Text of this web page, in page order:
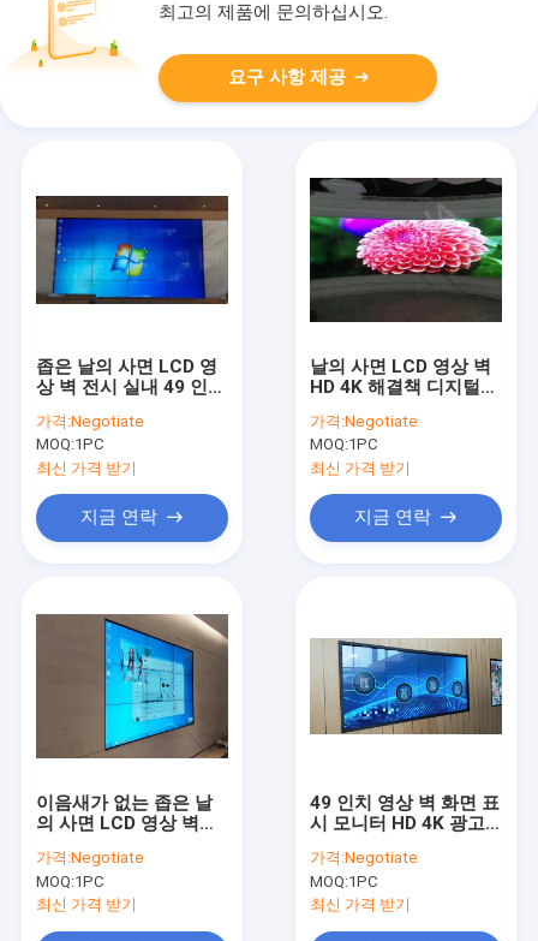
최고의 제품에 문의하십시오.
요구 사항 제공
좁은 날의 사면 LCD 영
상 벽 전시 실내 49 인치
가격:Negotiate
MOQ:1PC
최신 가격 받기
지금 연락
날의 사면 LCD 영상 벽
HD 4K 해결책 디지털
좁은 Signage 55 인치
가격:Negotiate
MOQ:1PC
최신 가격 받기
지금 연락
이음새가 없는 좁은 날
의 사면 LCD 영상 벽
점 우편물을 위한 55 인
치
가격:Negotiate
MOQ:1PC
최신 가격 받기
49 인치 영상 벽 화면 표
시 모니터 HD 4K 광고
50/60HZ
가격:Negotiate
MOQ:1PC
최신 가격 받기